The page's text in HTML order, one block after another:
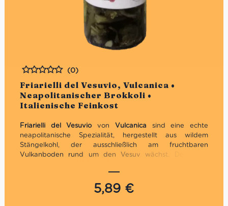
Friarielli del Vesuvio, Vulcanica •
Neapolitanischer Brokkoli •
Italienische Feinkost
Bewertet
(0)
Friarielli del Vesuviovon Vulcanica sind eine echte
neapolitanische Spezialität, hergestellt aus wildem
Stängelkohl, der ausschließlich am fruchtbaren
Vulkanboden rund um den Vesuv wächst. Der leicht
Kampaniens und passt perfekt zu Pizza, Pasta, Panini
oder Fleischgerichten. Sorgfältig geerntet und traditionell
in hochwertigem Olivenöl eingelegt, bringen diese
5,89 €